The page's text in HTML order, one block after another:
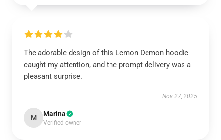
The adorable design of this Lemon Demon hoodie
caught my attention, and the prompt delivery was a
pleasant surprise.
Nov 27, 2025
M Marina
Verified owner